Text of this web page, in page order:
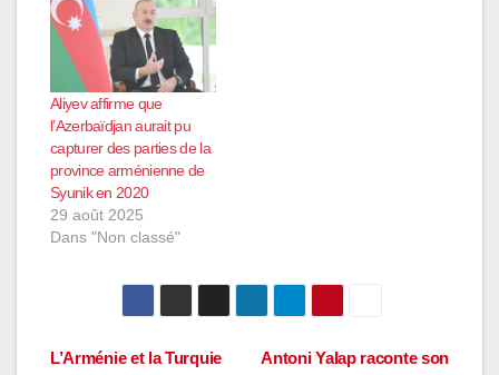
Aliyev affirme que
l’Azerbaïdjan aurait pu
capturer des parties de la
province arménienne de
Syunik en 2020
29 août 2025
Dans "Non classé"
Navigation
Antoni Yalap raconte son
L’Arménie et la Turquie